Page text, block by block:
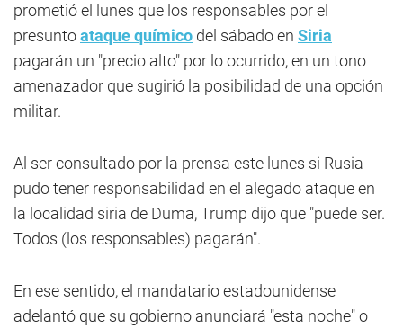
prometió el lunes que los responsables por el
presuntoataque químico del sábado en Siria
pagarán un "precio alto" por lo ocurrido, en un tono
amenazador que sugirió la posibilidad de una opción
militar.
Al ser consultado por la prensa este lunes si Rusia
pudo tener responsabilidad en el alegado ataque en
la localidad siria de Duma, Trump dijo que "puede ser.
Todos (los responsables) pagarán".
En ese sentido, el mandatario estadounidense
adelantó que su gobierno anunciará "esta noche" o